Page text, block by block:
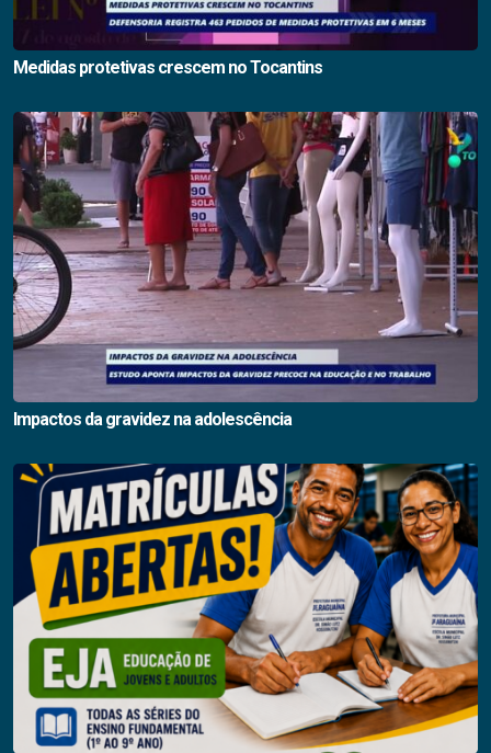
Medidas protetivas crescem no Tocantins
Impactos da gravidez na adolescência